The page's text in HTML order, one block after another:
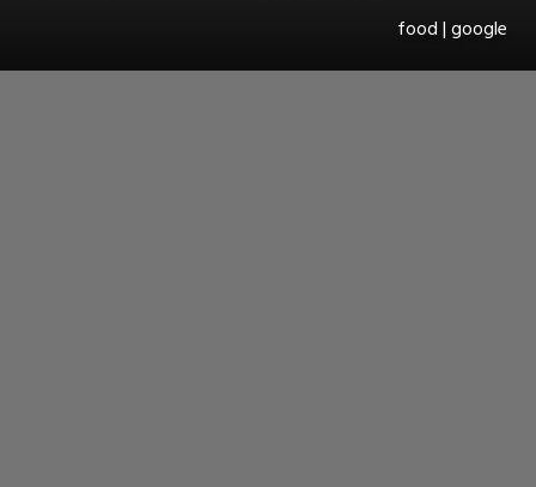
food | google